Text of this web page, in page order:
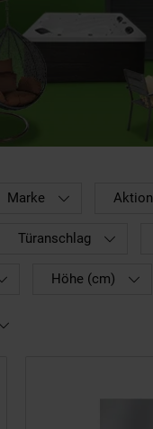
Marke
Türanschlag
Höhe (cm)